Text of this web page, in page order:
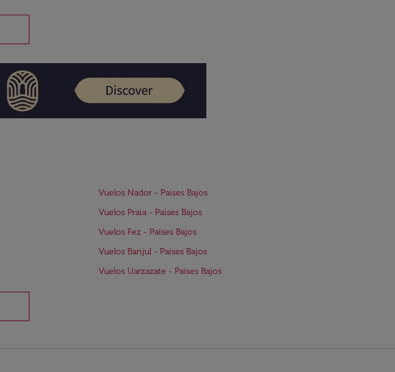
Vuelos Nador - Países Bajos
Vuelos Praia - Países Bajos
Vuelos Fez - Países Bajos
Vuelos Banjul - Países Bajos
Vuelos Uarzazate - Países Bajos